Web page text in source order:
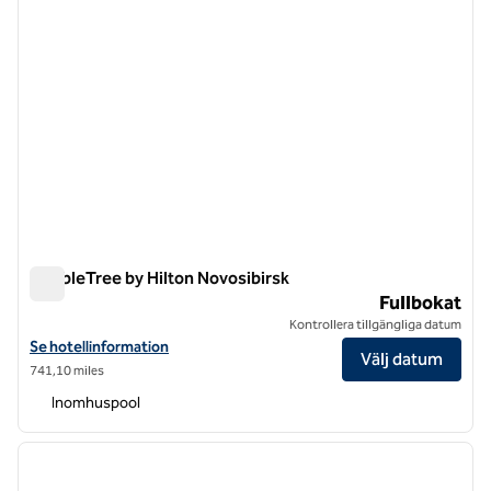
DoubleTree by Hilton Novosibirsk
Visa hotelluppgifter för DoubleTree by Hilton Novosibirsk
Se hotellinformation
741,10 miles
Fullbokat
Kontrollera tillgängliga datum
Välj datum
Inomhuspool
1 av 12
nästa